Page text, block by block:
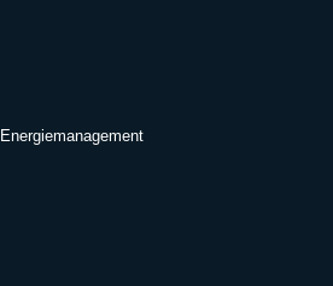
Energiemanagement